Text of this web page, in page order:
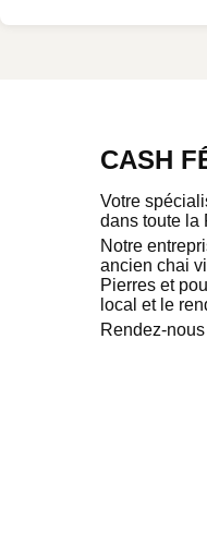
CASH
Votre
dans toute la
Notre
ancien chai
Pierres et
local et le
Rendez-